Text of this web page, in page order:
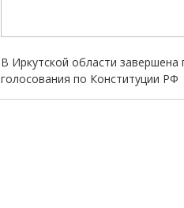
В Иркутской области завершена
голосования по Конституции РФ